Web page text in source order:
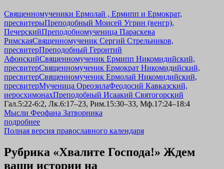
Священномученики Ермолай , Ермипп и Ермократ,
пресвитерыПреподобный Моисей Угрин (венгр),
ПечерскийПреподобномученица Параскева
РимскаяСвященномученик Сергий Стрельников,
пресвитерПреподобный Геронтий
АфонскийСвященномученик Ермипп Никомидийский,
пресвитерСвященномученик Ермократ Никомидийский,
пресвитерСвященномученик Ермолай Никомидийский,
пресвитерМученица ОреозилаФеодосий Кавказский,
иеросхимонахПреподобный Исаакий Святогорский
Гал.5:22-6:2, Лк.6:17–23, Рим.15:30–33, Мф.17:24–18:4
Мысли Феофана Затворника
подробнее
Полная версия православного календаря
Рубрика «Хвалите Господа!» Ждем
ваши истории на